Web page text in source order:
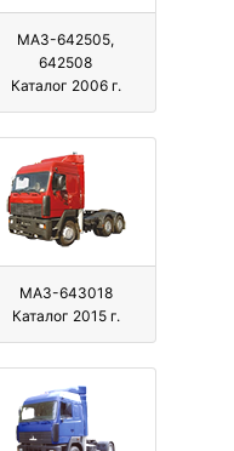
МАЗ-642505,
642508
Каталог 2006 г.
МАЗ-643018
Каталог 2015 г.